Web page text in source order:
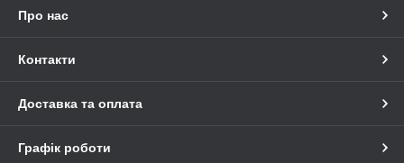
Про нас
Контакти
Доставка та оплата
Графік роботи